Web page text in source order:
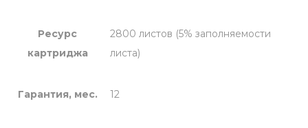
Ресурс
картриджа
2800 листов (5% заполняемости
листа)
Гарантия, мес. 12